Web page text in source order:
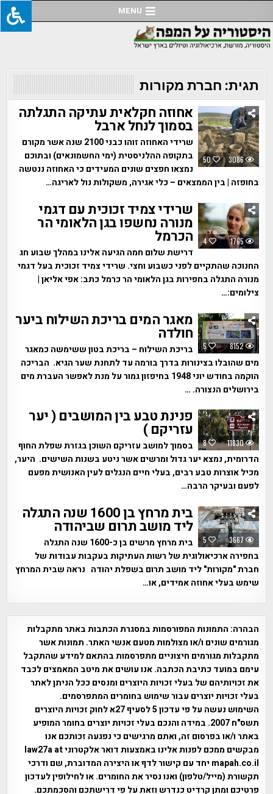
to
content
MENU
תגית: חברת מקורות
50 3086
אחוזה חקלאית עתיקה התגלתה
בסמוך לנחל ארבל
שרידי האחוזה זוהו כבני 2100 שנה אשר מקורם
בתקופה ההלניסטית (ימי החשמונאים) ובתוכם
נמצאו חפצים שונים המעידים כי האחוזה ננטשה
בחופזה | בין הממצאים – כלי אגירה, משקולות נול לאריגה…
4 1765
שרידי צמיד זכוכית עם דגמי
מנורה נחשפו בגן הלאומי הר
הכרמל
דרישת שלום חמה הגיעה אלינו במהלך שבוע חג
החנוכה שהתקיים לפני כשבוע וחצי. שרידי צמיד זכוכית בעל דגמי
מנורה התגלה בחפירות בגן הלאומי הר כרמל כתב: אפי אליאן |
צילומים:…
5 8152
מאגר המים בריכת השילוח ביער
חולדה
בריכת השילוח – בריכת בטון ששימשה כמאגר
מים שהובלו בצינורות בדרך בורמה עד לתחנת שער הגיא. הבריכה
הוקמה בחודש יוני 1948 בחיפזון גמור על מנת לאפשר העברת מים
בירושלים הנצורה. …
8 11830
פנינת טבע בין המושבים ( יער
עזריקם )
בסמוך למושב עזריקם השוכן בגזרת שפלת החוף
הדרומית, נמצא יער גדול ומרשים אשר ניטע בשנות השישים. היער,
מכיל אוצרות טבע רבים, בעלי חיים הנגלים לעין האנושית מפעם
לפעם ובעיקר הרבה…
5 3667
בית מרחץ בן 1600 שנה התגלה
ליד מושב תרום שביהודה
בית מרחץ מרשים בן כ-1600 שנה התגלה
בחפירה ארכיאולוגית של רשות העתיקות בעקבות עבודות של
חברת "מקורות" ליד מושב תרום בשפלת יהודה נראה שבית המרחץ
שימש בעלי אחוזה אמידים, או…
הבהרה: התמונות המפורסמות במסגרת הכתבות באתר מתקבלות
מגורמים שונים ו/או מצולמות מטעם אנשי האתר. תמונות אשר
מתקבלות מגורמים חיצוניים מתפרסמות בהתאם למידע שהתקבל
עימם במועד כתיבת הכתבה. אנו עושים את מיטב המאמצים לכבד
את זכויותיהם של בעלי זכויות היוצרים ומנסים ככל הניתן לאתר
בעלי זכויות יוצרים עבור שימוש בחומרים המתפרסמים.
השימוש נעשה על פי עדכון 5 לסעיף 27א לחוק זכויות היוצרים
תשס"ח 2007. במידה והנכם בעלי זכויות יוצרים בחומר המופיע
באתר ו/או בפרסום זה, ואתם מרגישים כי נפגעה זכותכם אנו
מבקשים ממכם לפנות אלינו באמצעות דואר אלקטרוני law27a at
mapah.co.il יחד עם קישור לדף או היצירה המדוברת, שם ודרכי
תקשורת (מייל/טלפון) ואנו נסיר את החומרים. או לחילופין לעדכון
פרטיכם ומתן קרדיט כנדרש וזאת על פי דרישתכם והסכמתכם.